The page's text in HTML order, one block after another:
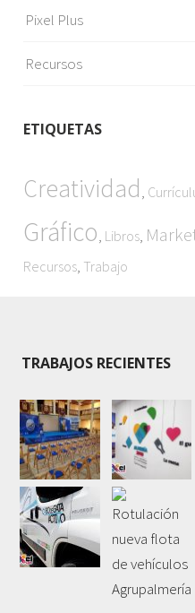
Pixel Plus
Recursos
ETIQUETAS
Creatividad,
Gráfico, Libros,
Recursos, Trabajo
TRABAJOS RECIENTES